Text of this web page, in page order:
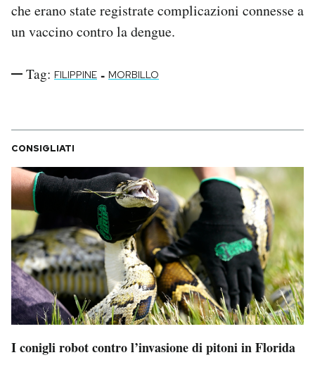
che erano state registrate complicazioni connesse a
un vaccino contro la dengue.
Tag: FILIPPINE - MORBILLO
CONSIGLIATI
I conigli robot contro l’invasione di pitoni in Florida